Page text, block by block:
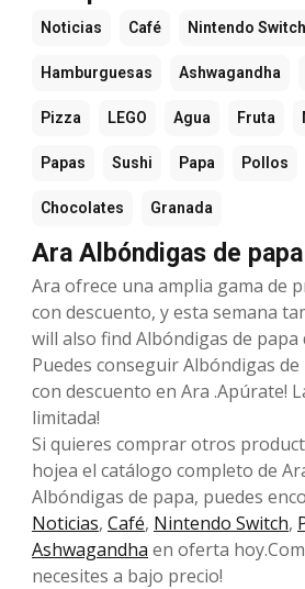
Noticias Café Nintendo Switch
Hamburguesas Ashwagandha
Pizza LEGO Agua Fruta
Papas Sushi Papa Pollos
Chocolates Granada
Ara Albóndigas de
Ara ofrece una amplia gama de
con descuento, y esta semana
will also find Albóndigas de papa
Puedes conseguir Albóndigas
con descuento en Ara .Apúrate!
limitada!
Si quieres comprar otros
hojea el catálogo completo de
Albóndigas de papa, puedes
Noticias, Café, Nintendo Switch,
Ashwagandha en oferta
necesites a bajo precio!